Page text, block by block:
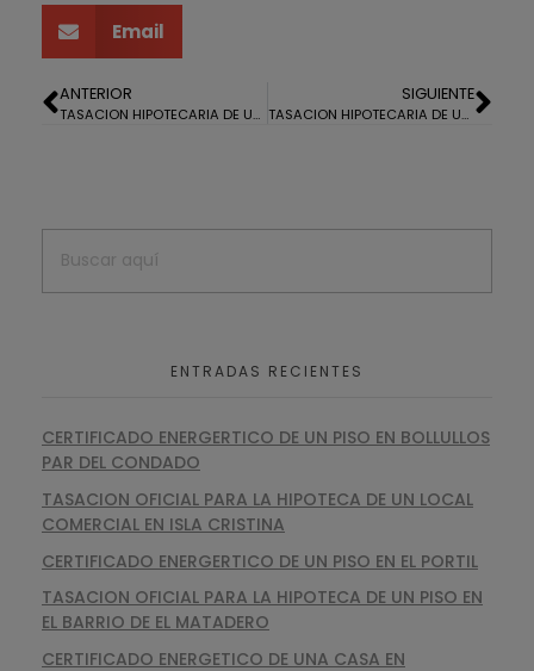
Email
ANTERIOR
TASACION HIPOTECARIA DE UN PISO EN ISLA CRISTINA, HUELVA.
SIGUIENTE
TASACION HIPOTECARIA DE UN CHALET EN MATALASCAÑAS, HUELVA.
ENTRADAS RECIENTES
CERTIFICADO ENERGERTICO DE UN PISO EN BOLLULLOS
PAR DEL CONDADO
TASACION OFICIAL PARA LA HIPOTECA DE UN LOCAL
COMERCIAL EN ISLA CRISTINA
CERTIFICADO ENERGERTICO DE UN PISO EN EL PORTIL
TASACION OFICIAL PARA LA HIPOTECA DE UN PISO EN
EL BARRIO DE EL MATADERO
CERTIFICADO ENERGETICO DE UNA CASA EN